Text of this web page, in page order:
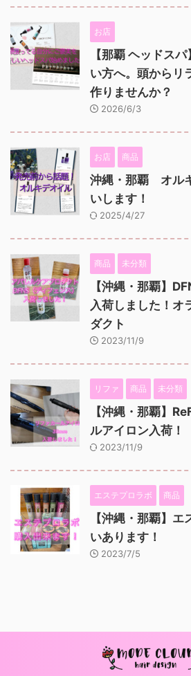
お店
【那覇 ヘッドス
い方へ。頭からリ
作りませんか？
2026/6/3
お店 商品
沖縄・那覇 オル
いします！
2025/4/27
商品 未分類
【沖縄・那覇】
入荷しました！オ
ダクト
2023/11/9
リファ 商品 未分類
【沖縄・那覇】
ルアイロン入荷！
2023/11/9
エステプロラボ 商品
【沖縄・那覇】
いあります！
2023/7/5